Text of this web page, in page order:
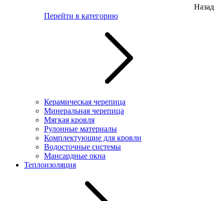
Назад
Перейти в категорию
Керамическая черепица
Минеральная черепица
Мягкая кровля
Рулонные материалы
Комплектующие для кровли
Водосточные системы
Мансардные окна
Теплоизоляция